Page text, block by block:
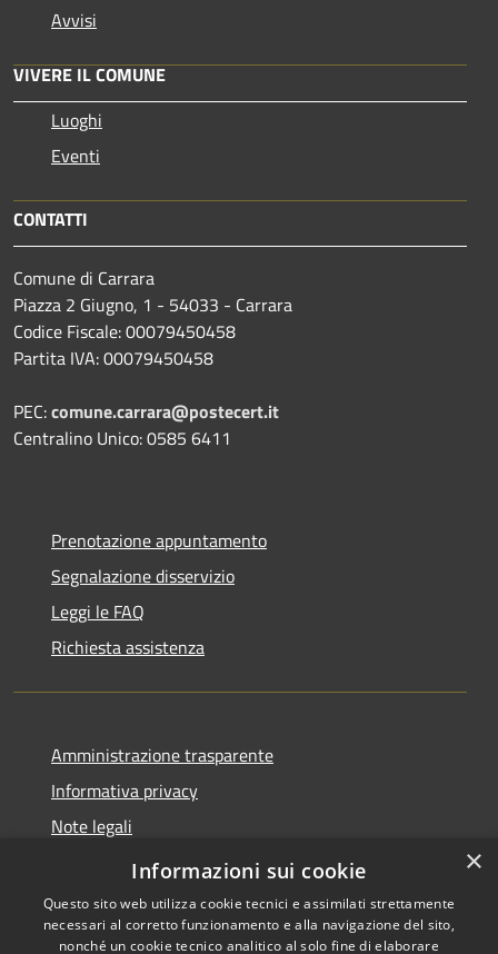
Avvisi
VIVERE IL COMUNE
Luoghi
Eventi
CONTATTI
Comune di Carrara
Piazza 2 Giugno, 1 - 54033 - Carrara
Codice Fiscale: 00079450458
Partita IVA: 00079450458
PEC:comune.carrara@postecert.it
Centralino Unico: 0585 6411
Prenotazione appuntamento
Segnalazione disservizio
Leggi le FAQ
Richiesta assistenza
Amministrazione trasparente
Informativa privacy
Note legali
Dichiarazione di accessibilità
×
Informazioni sui cookie
Questo sito web utilizza cookie tecnici e assimilati strettamente
necessari al corretto funzionamento e alla navigazione del sito,
nonché un cookie tecnico analitico al solo fine di elaborare